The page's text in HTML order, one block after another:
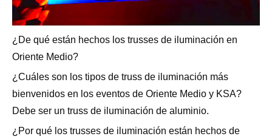
¿De qué están hechos los trusses de iluminación en
Oriente Medio?
¿Cuáles son los tipos de truss de iluminación más
bienvenidos en los eventos de Oriente Medio y KSA?
Debe ser un truss de iluminación de aluminio.
¿Por qué los trusses de iluminación están hechos de